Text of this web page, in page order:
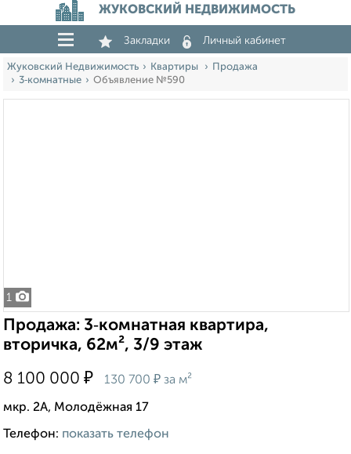
ЖУКОВСКИЙ НЕДВИЖИМОСТЬ
Закладки Личный кабинет
Жуковский Недвижимость Квартиры
Продажа
3‑комнатные
Объявление №590
1
Продажа: 3‑комнатная квартира,
вторичка, 62м², 3/9 этаж
8 100 000 ₽ 130 700 ₽ за м²
мкр. 2А, Молодёжная 17
Телефон: показать телефон